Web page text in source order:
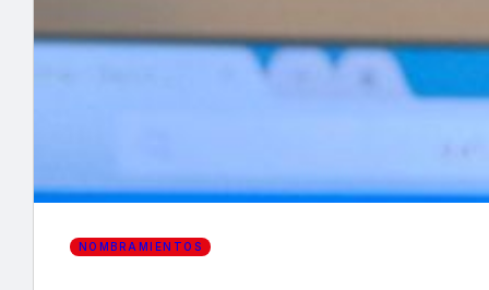
Encuentra tu noticia
NOMBRAMIENTOS